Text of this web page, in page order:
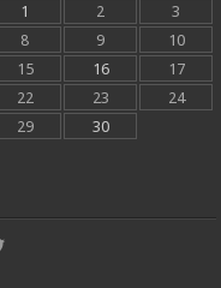
1
2
3
8 9
10
15 16
17
22 23
24
29
30